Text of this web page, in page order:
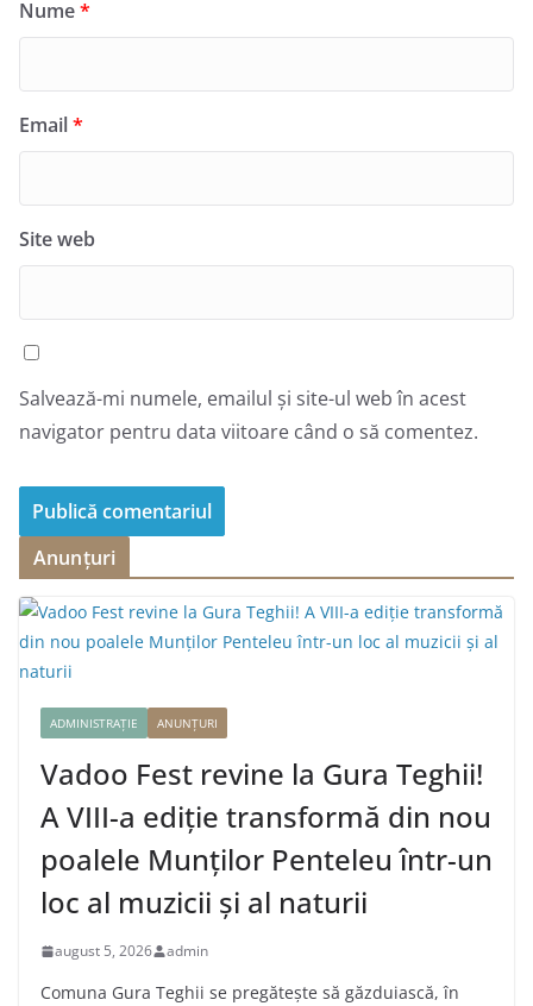
Nume*
Email*
Site web
Salvează-mi numele, emailul și site-ul web în acest
navigator pentru data viitoare când o să comentez.
Anunțuri
ADMINISTRAȚIE ANUNȚURI
Vadoo Fest revine la Gura Teghii!
A VIII-a ediție transformă din nou
poalele Munților Penteleu într-un
loc al muzicii și al naturii
august 5, 2026 admin
Comuna Gura Teghii se pregătește să găzduiască, în